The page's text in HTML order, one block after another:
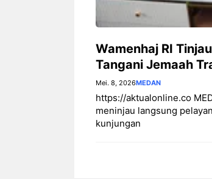
Wamenhaj RI
Tangani Jemaah
Mei. 8, 2026MEDAN
https://aktualonline.co
meninjau langsung
kunjungan